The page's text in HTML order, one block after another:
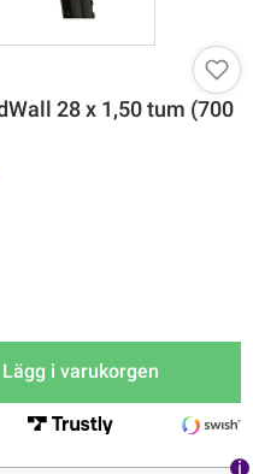
28 x 1,50 tum (700
Lägg i varukorgen